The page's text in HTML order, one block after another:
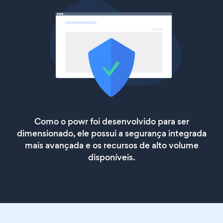
Como o powr foi desenvolvido para ser
dimensionado, ele possui a segurança integrada
mais avançada e os recursos de alto volume
disponíveis.